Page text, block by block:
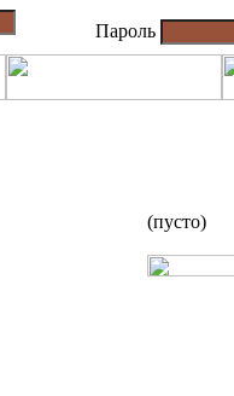
Пароль
(пусто)